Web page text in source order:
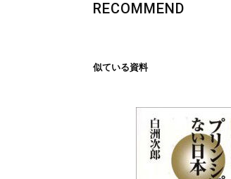
RECOMMEND
似ている資料